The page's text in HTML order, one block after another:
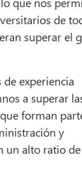
de
superar el
experiencia
a superar
forman
y
un alto ratio de